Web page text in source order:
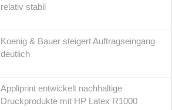
relativ stabil
Koenig & Bauer steigert Auftragseingang
deutlich
Appliprint entwickelt nachhaltige
Druckprodukte mit HP Latex R1000